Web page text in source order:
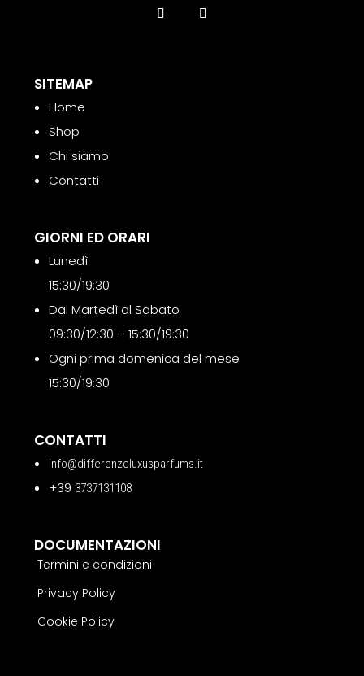
SITEMAP
Home
Shop
Chi siamo
Contatti
GIORNI ED ORARI
Lunedì
15:30/19:30
Dal Martedì al Sabato
09:30/12:30 – 15:30/19:30
Ogni prima domenica del mese
15:30/19:30
CONTATTI
info@differenzeluxusparfums.it
+39 3737131108
DOCUMENTAZIONI
Termini e condizioni
Privacy Policy
Cookie Policy